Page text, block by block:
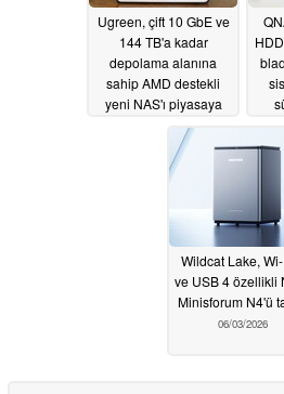
Ugreen, çift 10 GbE ve
144 TB'a kadar
depolama alanına
sahip AMD destekli
yeni NAS'ı piyasaya
06/08/2026
Wildcat Lake,
ve USB 4 özellikli
Minisforum N4'ü
06/03/2026